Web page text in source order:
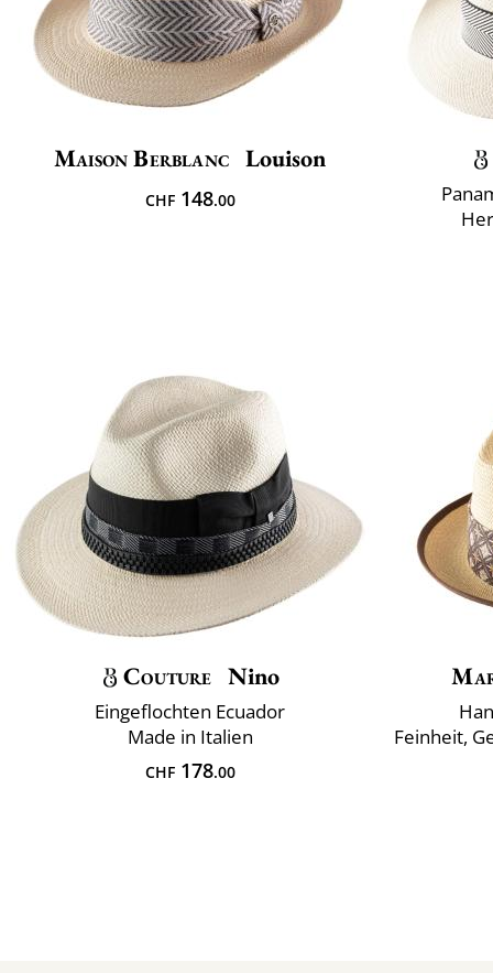
Maison Berblanc Louison
CHF148.00
Couture Nino
Eingeflochten Ecuador
Made in Italien
CHF178.00
Feinheit,